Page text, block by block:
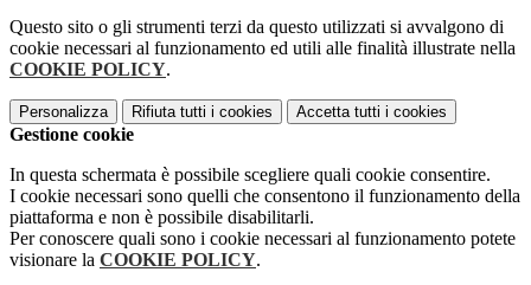
Questo sito o gli strumenti terzi da questo utilizzati si avvalgono di
cookie necessari al funzionamento ed utili alle finalità illustrate nella
COOKIE POLICY.
Personalizza Rifiuta tutti i cookies Accetta tutti i cookies
Gestione cookie
In questa schermata è possibile scegliere quali cookie consentire.
I cookie necessari sono quelli che consentono il funzionamento della
piattaforma e non è possibile disabilitarli.
Per conoscere quali sono i cookie necessari al funzionamento potete
visionare la COOKIE POLICY.